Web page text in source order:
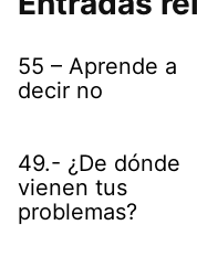
55 – Aprende a
decir no
49.- ¿De dónde
vienen tus
problemas?